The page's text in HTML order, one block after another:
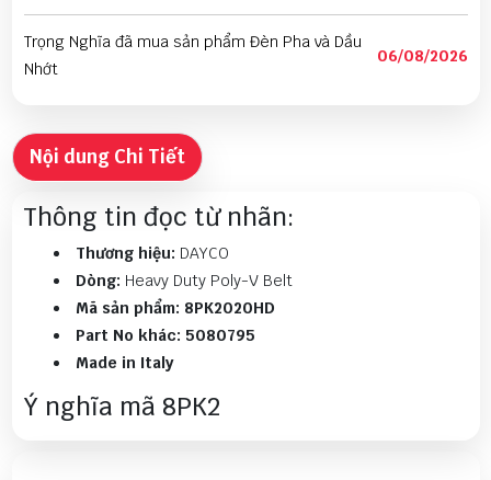
Trọng Nghĩa đã mua sản phẩm Đèn Pha và Dầu
Nhớt
06/08/2026
Pha
Nguyễn Thành Đạt đã mua sản phẩm Đèn Pha
Long Mỹ đã mua sản phẩm Đèn Pha và Dầu Nhớt
Phùng Chí Tính đã mua sản phẩm Đèn Pha và
Dầu Nhớt
Nội dung Chi Tiết
Thông tin đọc từ nhãn:
Thương hiệu: DAYCO
Dòng: Heavy Duty Poly-V Belt
Mã sản phẩm: 8PK2020HD
Part No khác: 5080795
Made in Italy
Ý nghĩa mã 8PK2